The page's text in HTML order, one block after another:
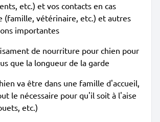
etc.) et vos contacts en cas
(famille, vétérinaire, etc.) et autres
importantes
de nourriture pour chien pour
que la longueur de la garde
va être dans une famille d'accueil,
le nécessaire pour qu'il soit à l'aise
etc.)